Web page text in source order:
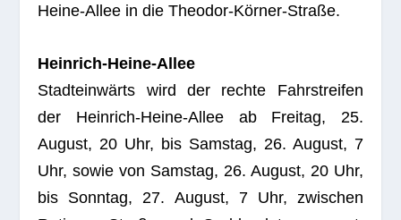
Heine-Allee in die Theodor-Körner-Straße.
Hein­rich-Heine-Allee
Stadt­ein­wärts wird der rechte Fahr­strei­fen
der Hein­rich-Heine-Allee ab Frei­tag, 25.
August, 20 Uhr, bis Sams­tag, 26. August, 7
Uhr, sowie von Sams­tag, 26. August, 20 Uhr,
bis Sonn­tag, 27. August, 7 Uhr, zwi­schen